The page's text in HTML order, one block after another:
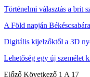
Történelmi választás a brit
A Föld napján
Digitális kijelzőktől a 3D
Lehetőség egy új személet
Előző Következő 1 A 17